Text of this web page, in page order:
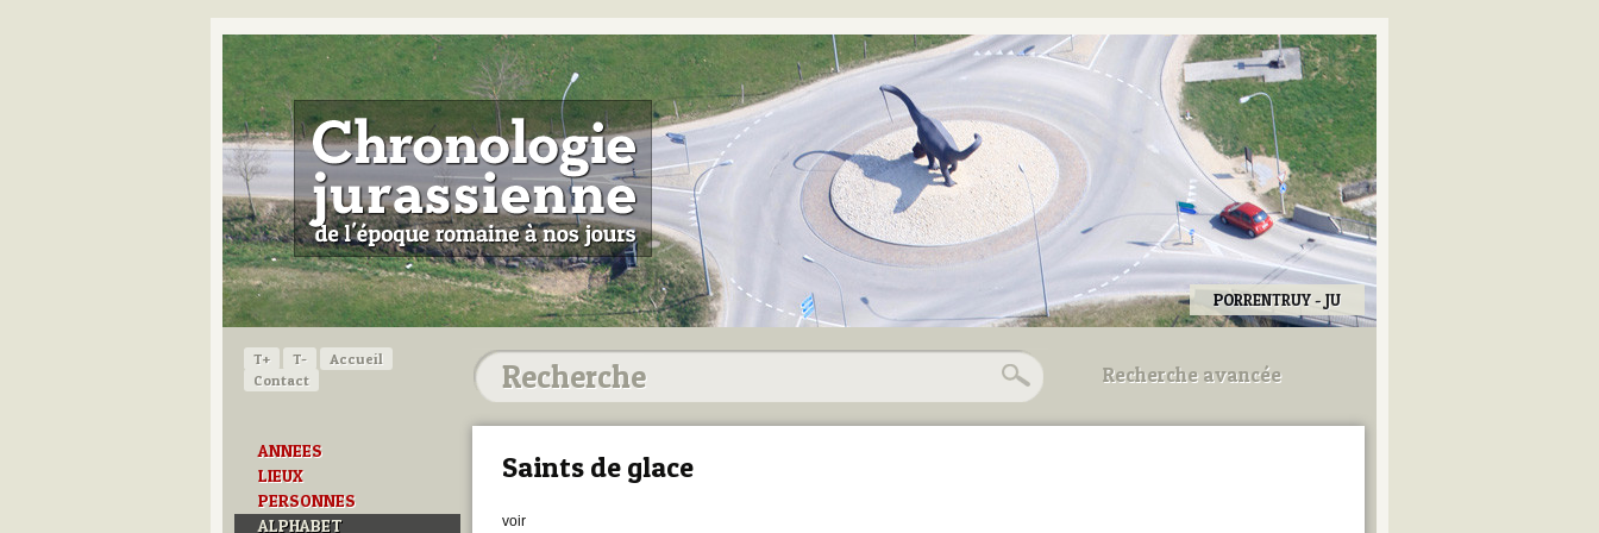
PORRENTRUY - JU
T+ T-
Accueil
Contact
ANNEES
LIEUX
PERSONNES
ALPHABET
Recherche avancée
Utilisez les champs ci-dessous
Saints de glace
voir